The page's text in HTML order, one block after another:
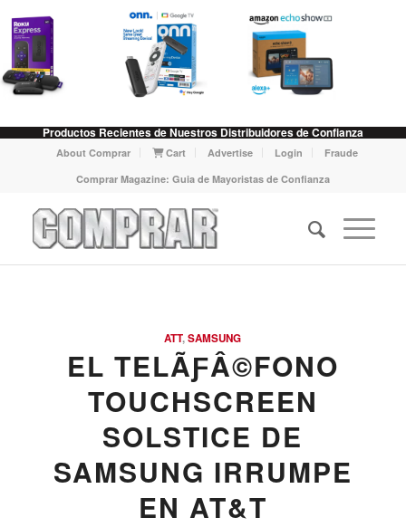
Productos Recientes de Nuestros Distribuidores de Confianza
About Comprar Cart Advertise Login
Fraude
Comprar Magazine: Guia de Mayoristas de Confianza
ATT,SAMSUNG
EL TELÃƑÂ©FONO
TOUCHSCREEN
SOLSTICE DE
SAMSUNG IRRUMPE
EN AT&T